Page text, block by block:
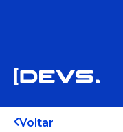
Voltar